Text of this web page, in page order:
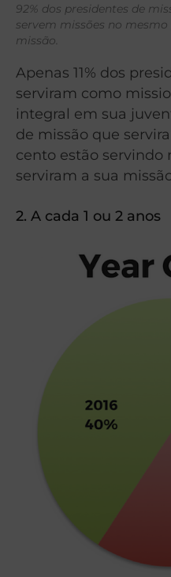
92% dos presidentes de
servem missões no
missão.
Apenas 11% dos
serviram como
integral em sua
de missão que
cento estão servindo
serviram a sua
2. A cada 1 ou 2 anos